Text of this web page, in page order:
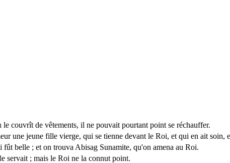
couvrît de vêtements, il ne pouvait pourtant point se réchauffer.
une jeune fille vierge, qui se tienne devant le Roi, et qui en ait
belle ; et on trouva Abisag Sunamite, qu'on amena au Roi.
servait ; mais le Roi ne la connut point.